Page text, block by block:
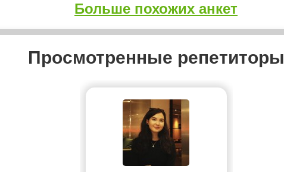
Больше похожих анкет
Просмотренные репетиторы